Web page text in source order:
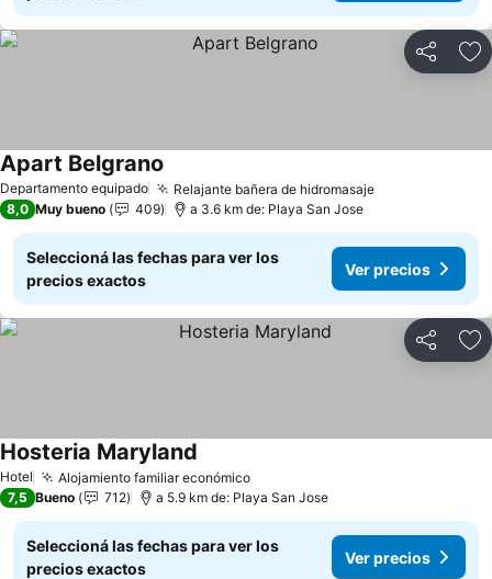
Compartir
Departamento equipado Relajante bañera de hidromasaje
Apart Belgrano
8,0 Muy bueno 409 a 3.6 km de: Playa San Jose
Seleccioná las fechas para ver los
precios exactos
Ver precios
Compartir
Hotel Alojamiento familiar económico
Hosteria Maryland
7,5 Bueno 712 a 5.9 km de: Playa San Jose
Seleccioná las fechas para ver los
precios exactos
Ver precios